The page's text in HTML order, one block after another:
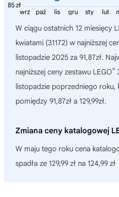
85 zł
lut
sty
gru
lis
paź
wrz
W ciągu ostatnich 12 miesięcy
kwiatami (31172) w najniższej
listopadzie 2025 za 91,87zł.
najniższej ceny zestawu LEGO®
listopadzie poprzedniego roku,
pomiędzy 91,87zł a 129,99zł.
Zmiana ceny katalogowej
W maju tego roku cena
spadła ze 129,99 zł na 124,99 zł